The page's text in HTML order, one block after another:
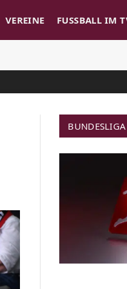
VEREINE FUSSBALL IM TV
BUNDESLIGA